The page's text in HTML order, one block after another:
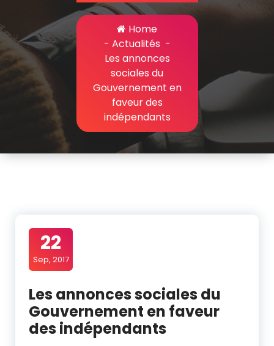
Home
- Actualités-
Les annonces
sociales du
Gouvernement en
faveur des
indépendants
22
Sep, 2017
Les annonces sociales du
Gouvernement en faveur
des indépendants